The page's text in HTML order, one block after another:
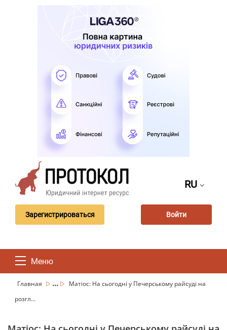
RU
Зарегистрироваться Войти
Меню
Главная ...
Матіос: На сьогодні у Печерському райсуді на
розгл...